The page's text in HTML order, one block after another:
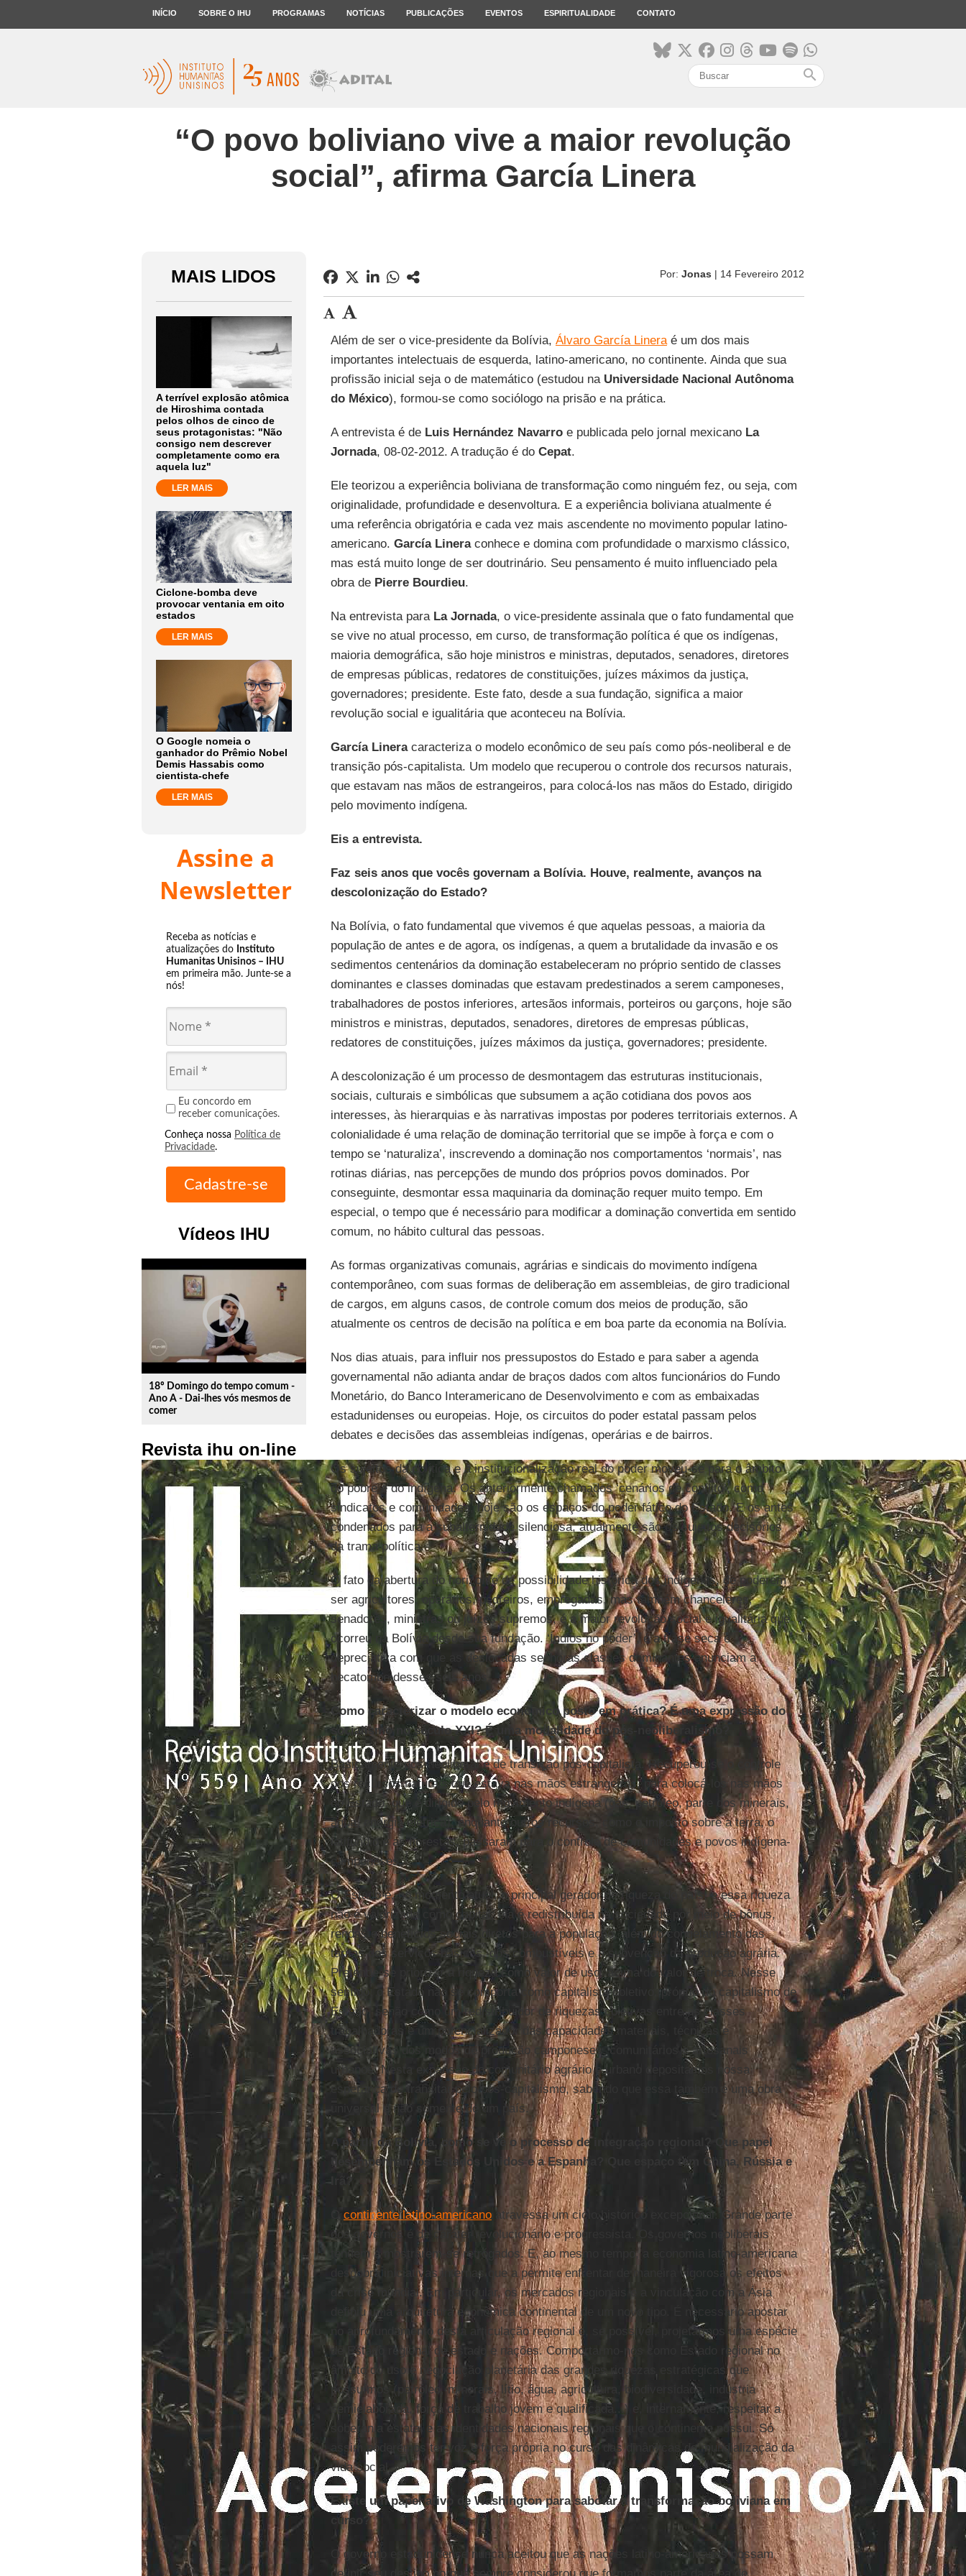
INÍCIO SOBRE O IHU PROGRAMAS NOTÍCIAS PUBLICAÇÕES EVENTOS ESPIRITUALIDADE CONTATO
search
“O povo boliviano vive a maior revolução
social”, afirma García Linera
MAIS LIDOS
A terrível explosão atômica
de Hiroshima contada
pelos olhos de cinco de
seus protagonistas: "Não
consigo nem descrever
completamente como era
aquela luz"
LER MAIS
Ciclone-bomba deve
provocar ventania em oito
estados
LER MAIS
O Google nomeia o
ganhador do Prêmio Nobel
Demis Hassabis como
cientista-chefe
LER MAIS
Assine a
Newsletter
Receba as notícias e
atualizações do Instituto
Humanitas Unisinos – IHU
em primeira mão. Junte-se a
nós!
Eu concordo em
receber comunicações.
Conheça nossa Política de
Privacidade.
Vídeos IHU
play_circle_outline
18º Domingo do tempo comum -
Ano A - Dai-lhes vós mesmos de
comer
Revista ihu on-line
Por: Jonas | 14 Fevereiro 2012
Além de ser o vice-presidente da Bolívia, Álvaro García Lineraé um dos mais
importantes intelectuais de esquerda, latino-americano, no continente. Ainda que sua
profissão inicial seja o de matemático (estudou na Universidade Nacional Autônoma
do México), formou-se como sociólogo na prisão e na prática.
A entrevista é de Luis Hernández Navarroe publicada pelo jornal mexicano La
Jornada, 08-02-2012. A tradução é do Cepat.
Ele teorizou a experiência boliviana de transformação como ninguém fez, ou seja, com
originalidade, profundidade e desenvoltura. E a experiência boliviana atualmente é
uma referência obrigatória e cada vez mais ascendente no movimento popular latino-
americano. García Lineraconhece e domina com profundidade o marxismo clássico,
mas está muito longe de ser doutrinário. Seu pensamento é muito influenciado pela
obra de Pierre Bourdieu.
Na entrevista para La Jornada, o vice-presidente assinala que o fato fundamental que
se vive no atual processo, em curso, de transformação política é que os indígenas,
maioria demográfica, são hoje ministros e ministras, deputados, senadores, diretores
de empresas públicas, redatores de constituições, juízes máximos da justiça,
governadores; presidente. Este fato, desde a sua fundação, significa a maior
revolução social e igualitária que aconteceu na Bolívia.
García Lineracaracteriza o modelo econômico de seu país como pós-neoliberal e de
transição pós-capitalista. Um modelo que recuperou o controle dos recursos naturais,
que estavam nas mãos de estrangeiros, para colocá-los nas mãos do Estado, dirigido
pelo movimento indígena.
Eis a entrevista.
Faz seis anos que vocês governam a Bolívia. Houve, realmente, avanços na
descolonização do Estado?
Na Bolívia, o fato fundamental que vivemos é que aquelas pessoas, a maioria da
população de antes e de agora, os indígenas, a quem a brutalidade da invasão e os
sedimentos centenários da dominação estabeleceram no próprio sentido de classes
dominantes e classes dominadas que estavam predestinados a serem camponeses,
trabalhadores de postos inferiores, artesãos informais, porteiros ou garçons, hoje são
ministros e ministras, deputados, senadores, diretores de empresas públicas,
redatores de constituições, juízes máximos da justiça, governadores; presidente.
A descolonização é um processo de desmontagem das estruturas institucionais,
sociais, culturais e simbólicas que subsumem a ação cotidiana dos povos aos
interesses, às hierarquias e às narrativas impostas por poderes territoriais externos. A
colonialidade é uma relação de dominação territorial que se impõe à força e com o
tempo se ‘naturaliza’, inscrevendo a dominação nos comportamentos ‘normais’, nas
rotinas diárias, nas percepções de mundo dos próprios povos dominados. Por
conseguinte, desmontar essa maquinaria da dominação requer muito tempo. Em
especial, o tempo que é necessário para modificar a dominação convertida em sentido
comum, no hábito cultural das pessoas.
As formas organizativas comunais, agrárias e sindicais do movimento indígena
contemporâneo, com suas formas de deliberação em assembleias, de giro tradicional
de cargos, em alguns casos, de controle comum dos meios de produção, são
atualmente os centros de decisão na política e em boa parte da economia na Bolívia.
Nos dias atuais, para influir nos pressupostos do Estado e para saber a agenda
governamental não adianta andar de braços dados com altos funcionários do Fundo
Monetário, do Banco Interamericano de Desenvolvimento e com as embaixadas
estadunidenses ou europeias. Hoje, os circuitos do poder estatal passam pelos
debates e decisões das assembleias indígenas, operárias e de bairros.
Os sujeitos da política e a institucionalização real do poder moveu-se para o âmbito
do pobre e do indígena. Os anteriormente chamados ‘cenários de conflito’, como
sindicatos e comunidades, hoje são os espaços do poder fático do Estado. E os antes
condenados para a subalternidade silenciosa, atualmente são os sujeitos decisórios
da trama política.
O fato da abertura do horizonte de possibilidade histórica dos indígenas, de poderem
ser agricultores, operários, pedreiros, empregadas, mas também chanceleres,
senadores, ministras ou juízes supremos, é a maior revolução social e igualitária que
ocorreu na Bolívia desde sua fundação. ‘Índios no poder’, é a frase seca e
depreciativa com que as deslocadas senhoras classes dominantes anunciam a
hecatombe desses seis anos.
Como caracterizar o modelo econômico posto em prática? É uma expressão do
socialismo no século XXI? É uma modalidade do pós-neoliberalismo?
Basicamente pós-neoliberal e de transição pós-capitalista. Recuperou-se o controle
dos recursos naturais que estava nas mãos estrangeiras, para colocá-los nas mãos
do Estado, que é dirigido pelo movimento indígena (gás, petróleo, parte dos minerais,
água, energia elétrica); enquanto outros recursos, como o imposto sobre a terra, o
latifúndio e as florestas, passaram para o controle de comunidades e povos indígena-
camponeses.
O Estado é, no momento atual, o principal gerador de riqueza do país, e essa riqueza
não é valorizada como capital; ela é redistribuída na sociedade por meio de bônus,
rendas e benefícios sociais diretos para a população, além do congelamento das
tarifas dos serviços básicos, dos combustíveis e a subvenção da produção agrária.
Pretende-se priorizar a riqueza como valor de uso, acima do valor de troca. Nesse
sentido, o Estado não se comporta como capitalista coletivo, próprio do capitalismo de
Estado, senão como um redistribuidor de riquezas coletivas entre as classes
trabalhadoras e um potencializador das capacidades materiais, técnicas e
associativas dos modos de produção camponeses, comunitários e artesanais
urbanos. Nesta expansão do comunitário agrário e urbano depositamos nossa
esperança de transitar pelo pós-capitalismo, sabendo que essa também é uma obra
universal e não somente de um país.
A partir da Bolívia, como se vê o processo de integração regional? Que papel
desempenham os Estados Unidos e a Espanha? Que espaço tem China, Rússia e
Irã?
continente latino-americanoatravessa um ciclo histórico excepcional. Grande parte
dos governos é de caráter revolucionário e progressista. Os governos neoliberais
tendem a mostrarem-se retrógados. E, ao mesmo tempo, a economia latino-americana
desdobra iniciativas internas que a permite enfrentar de maneira vigorosa os efeitos
da crise mundial. Em particular, os mercados regionais e a vinculação com a Ásia
definiu uma arquitetura econômica continental de um novo tipo. É necessário apostar
no aprofundamento desta articulação regional e, se possível, projetarmos uma espécie
de Estado regional de estado e nações. Comportarmo-nos como Estado regional no
âmbito do uso e negociação planetária das grandes riquezas estratégicas que
possuímos (petróleo, minerais, lítio, água, agricultura, biodiversidade, indústria
semielaborada, força de trabalho jovem e qualificada...) e, internamente, respeitar a
soberania estatal e as identidades nacionais regionais que o continente possui. Só
assim poderemos ter voz e força própria no curso das dinâmicas de mundialização da
vida social.
Existe um papel ativo de Washington para sabotar a transformação boliviana em
curso?
O governo estadunidense nunca aceitou que as nações latino-americanas possam